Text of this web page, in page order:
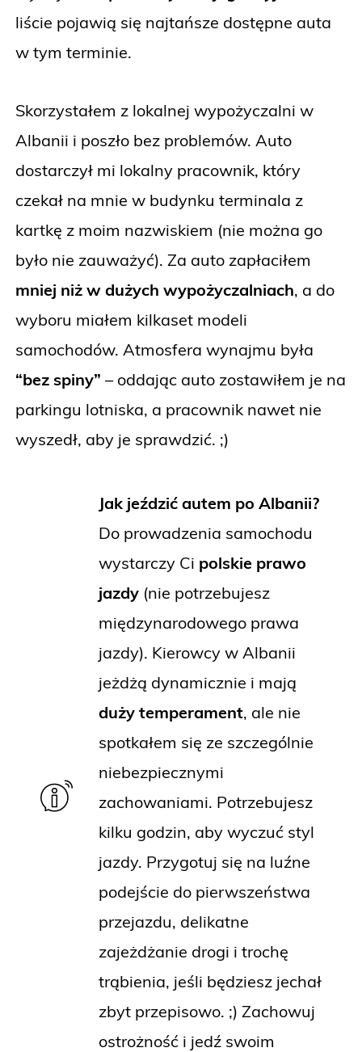
liście pojawią się najtańsze dostępne auta
w tym terminie.
Skorzystałem z lokalnej wypożyczalni w
Albanii i poszło bez problemów. Auto
dostarczył mi lokalny pracownik, który
czekał na mnie w budynku terminala z
kartkę z moim nazwiskiem (nie można go
było nie zauważyć). Za auto zapłaciłem
mniej niż w dużych wypożyczalniach, a do
wyboru miałem kilkaset modeli
samochodów. Atmosfera wynajmu była
“bez spiny” – oddając auto zostawiłem je na
parkingu lotniska, a pracownik nawet nie
wyszedł, aby je sprawdzić. ;)
Jak jeździć autem po Albanii?
Do prowadzenia samochodu
wystarczy Ci polskie prawo
jazdy(nie potrzebujesz
międzynarodowego prawa
jazdy). Kierowcy w Albanii
jeżdżą dynamicznie i mają
duży temperament, ale nie
spotkałem się ze szczególnie
niebezpiecznymi
zachowaniami. Potrzebujesz
kilku godzin, aby wyczuć styl
jazdy. Przygotuj się na luźne
podejście do pierwszeństwa
przejazdu, delikatne
zajeżdżanie drogi i trochę
trąbienia, jeśli będziesz jechał
zbyt przepisowo. ;) Zachowuj
ostrożność i jedź swoim